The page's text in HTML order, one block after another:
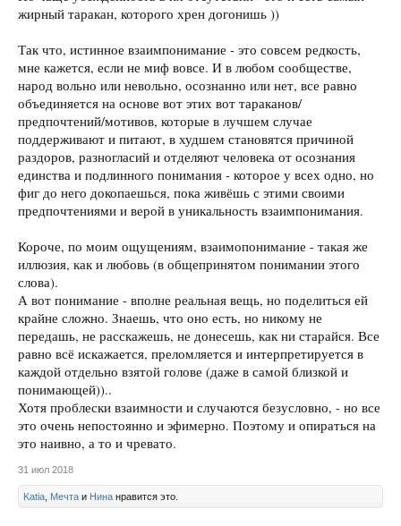
жирный таракан, которого хрен догонишь ))
Так что, истинное взаимпонимание - это совсем редкость,
мне кажется, если не миф вовсе. И в любом сообществе,
народ вольно или невольно, осознанно или нет, все равно
объединяется на основе вот этих вот тараканов/
предпочтений/мотивов, которые в лучшем случае
поддерживают и питают, в худшем становятся причиной
раздоров, разногласий и отделяют человека от осознания
единства и подлинного понимания - которое у всех одно, но
фиг до него докопаешься, пока живёшь с этими своими
предпочтениями и верой в уникальность взаимпонимания.
Короче, по моим ощущениям, взаимопонимание - такая же
иллюзия, как и любовь (в общепринятом понимании этого
слова).
А вот понимание - вполне реальная вещь, но поделиться ей
крайне сложно. Знаешь, что оно есть, но никому не
передашь, не расскажешь, не донесешь, как ни старайся. Все
равно всё искажается, преломляется и интерпретируется в
каждой отдельно взятой голове (даже в самой близкой и
понимающей))..
Хотя проблески взаимности и случаются безусловно, - но все
это очень непостоянно и эфимерно. Поэтому и опираться на
это наивно, а то и чревато.
31 июл 2018
Katia Мечта и Нина нравится это.